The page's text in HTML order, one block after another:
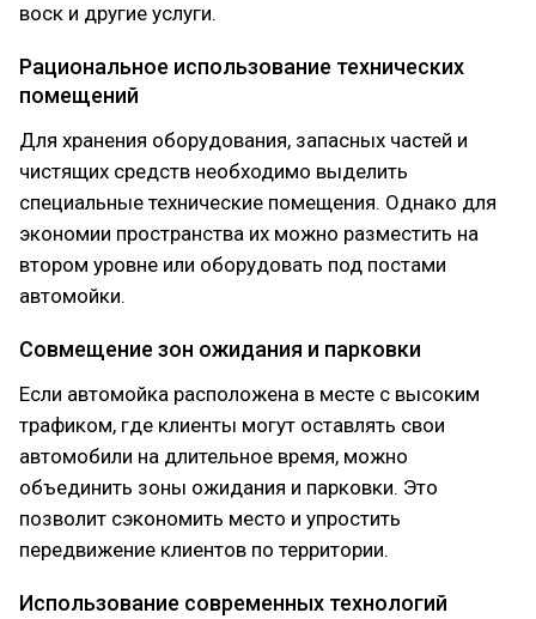
воск и другие услуги.
Рациональное использование технических
помещений
Для хранения оборудования, запасных частей и
чистящих средств необходимо выделить
специальные технические помещения. Однако для
экономии пространства их можно разместить на
втором уровне или оборудовать под постами
автомойки.
Совмещение зон ожидания и парковки
Если автомойка расположена в месте с высоким
трафиком, где клиенты могут оставлять свои
автомобили на длительное время, можно
объединить зоны ожидания и парковки. Это
позволит сэкономить место и упростить
передвижение клиентов по территории.
Использование современных технологий